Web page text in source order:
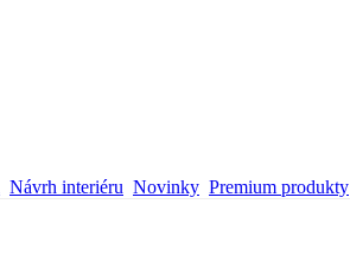
Návrh interiéru Novinky Premium produkty